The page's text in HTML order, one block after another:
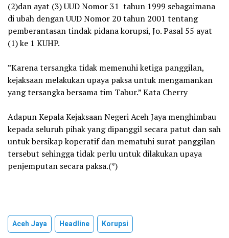
(2)dan ayat (3) UUD Nomor 31 tahun 1999 sebagaimana
di ubah dengan UUD Nomor 20 tahun 2001 tentang
pemberantasan tindak pidana korupsi, Jo. Pasal 55 ayat
(1) ke 1 KUHP.
‎”Karena tersangka tidak memenuhi ketiga panggilan,
kejaksaan melakukan upaya paksa untuk mengamankan
yang tersangka bersama tim Tabur.” Kata Cherry
‎Adapun Kepala Kejaksaan Negeri Aceh Jaya menghimbau
kepada seluruh pihak yang dipanggil secara patut dan sah
untuk bersikap koperatif dan mematuhi surat panggilan
tersebut sehingga tidak perlu untuk dilakukan upaya
penjemputan secara paksa.(*)
Aceh Jaya Headline Korupsi